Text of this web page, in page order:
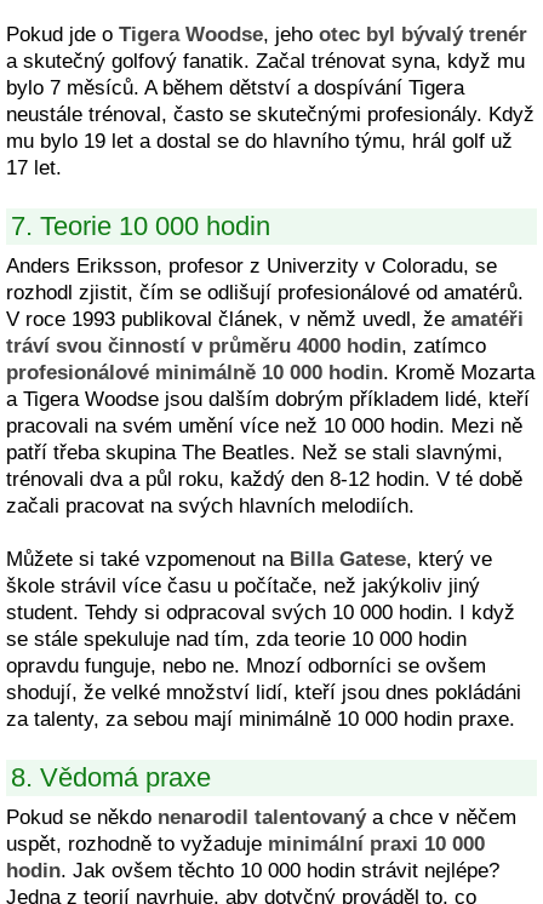
Pokud jde o Tigera Woodse, jeho otec byl bývalý trenér
a skutečný golfový fanatik. Začal trénovat syna, když mu
bylo 7 měsíců. A během dětství a dospívání Tigera
neustále trénoval, často se skutečnými profesionály. Když
mu bylo 19 let a dostal se do hlavního týmu, hrál golf už
17 let.
7. Teorie 10 000 hodin
Anders Eriksson, profesor z Univerzity v Coloradu, se
rozhodl zjistit, čím se odlišují profesionálové od amatérů.
V roce 1993 publikoval článek, v němž uvedl, že amatéři
tráví svou činností v průměru 4000 hodin, zatímco
profesionálové minimálně 10 000 hodin. Kromě Mozarta
a Tigera Woodse jsou dalším dobrým příkladem lidé, kteří
pracovali na svém umění více než 10 000 hodin. Mezi ně
patří třeba skupina The Beatles. Než se stali slavnými,
trénovali dva a půl roku, každý den 8-12 hodin. V té době
začali pracovat na svých hlavních melodiích.
Můžete si také vzpomenout na Billa Gatese, který ve
škole strávil více času u počítače, než jakýkoliv jiný
student. Tehdy si odpracoval svých 10 000 hodin. I když
se stále spekuluje nad tím, zda teorie 10 000 hodin
opravdu funguje, nebo ne. Mnozí odborníci se ovšem
shodují, že velké množství lidí, kteří jsou dnes pokládáni
za talenty, za sebou mají minimálně 10 000 hodin praxe.
8. Vědomá praxe
Pokud se někdo nenarodil talentovanýa chce v něčem
uspět, rozhodně to vyžaduje minimální praxi 10 000
hodin. Jak ovšem těchto 10 000 hodin strávit nejlépe?
Jedna z teorií navrhuje, aby dotyčný prováděl to, co